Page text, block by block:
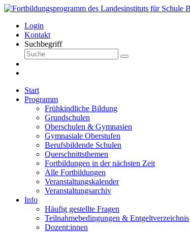
Login
Kontakt
Suchbegriff
Start
Programm
Frühkindliche Bildung
Grundschulen
Oberschulen & Gymnasien
Gymnasiale Oberstufen
Berufsbildende Schulen
Querschnittsthemen
Fortbildungen in der nächsten Zeit
Alle Fortbildungen
Veranstaltungskalender
Veranstaltungsarchiv
Info
Häufig gestellte Fragen
Teilnahmebedingungen & Entgeltverzeichnis
Dozent:innen